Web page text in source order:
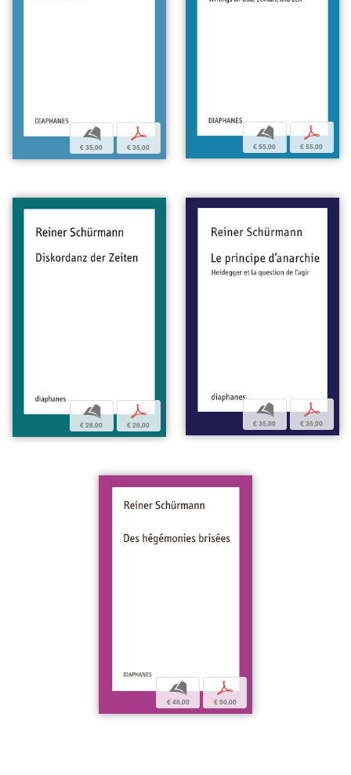
b
€ 35,00
p
€ 35,00
b
€ 55,00
p
€ 55,00
b
€ 28,00
p
€ 28,00
b
€ 35,00
p
€ 35,00
b
€ 48,00
p
€ 50,00